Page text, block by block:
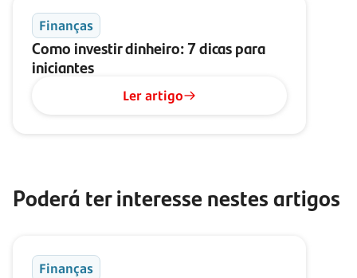
Finanças
Como investir dinheiro: 7 dicas para
iniciantes
Ler artigo
Poderá ter interesse nestes artigos
Finanças